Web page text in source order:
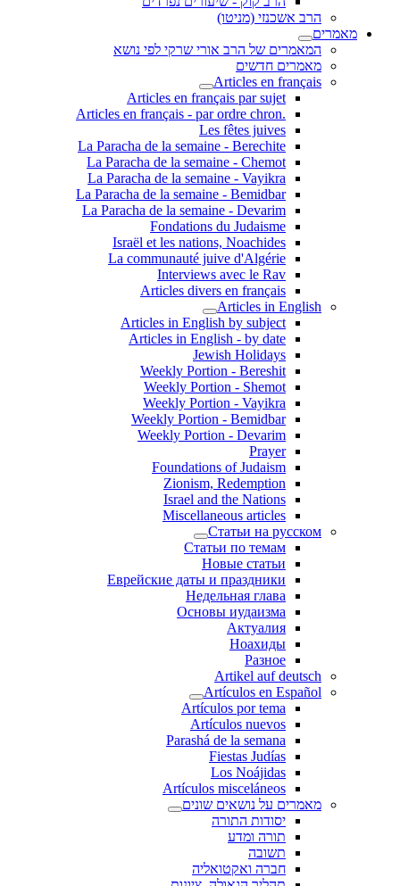
הרב אשכנזי (מניטו)
מאמרים
המאמרים של הרב אורי שרקי לפי נושא
מאמרים חדשים
Articles en français
Articles en français par sujet
.Articles en français - par ordre chron
Les fêtes juives
La Paracha de la semaine - Berechite
La Paracha de la semaine - Chemot
La Paracha de la semaine - Vayikra
La Paracha de la semaine - Bemidbar
La Paracha de la semaine - Devarim
Fondations du Judaisme
Israël et les nations, Noachides
La communauté juive d'Algérie
Interviews avec le Rav
Articles divers en français
Articles in English
Articles in English by subject
Articles in English - by date
Jewish Holidays
Weekly Portion - Bereshit
Weekly Portion - Shemot
Weekly Portion - Vayikra
Weekly Portion - Bemidbar
Weekly Portion - Devarim
Prayer
Foundations of Judaism
Zionism, Redemption
Israel and the Nations
Miscellaneous articles
Статьи на русском
Статьи по темам
Новые статьи
Еврейские даты и праздники
Недельная глава
Основы иудаизма
Актуалия
Ноахиды
Разное
Artikel auf deutsch
Artículos en Español
Artículos por tema
Artículos nuevos
Parashá de la semana
Fiestas Judías
Los Noájidas
Artículos misceláneos
מאמרים על נושאים שונים
יסודות התורה
תורה ומדע
תשובה
חברה ואקטואליה